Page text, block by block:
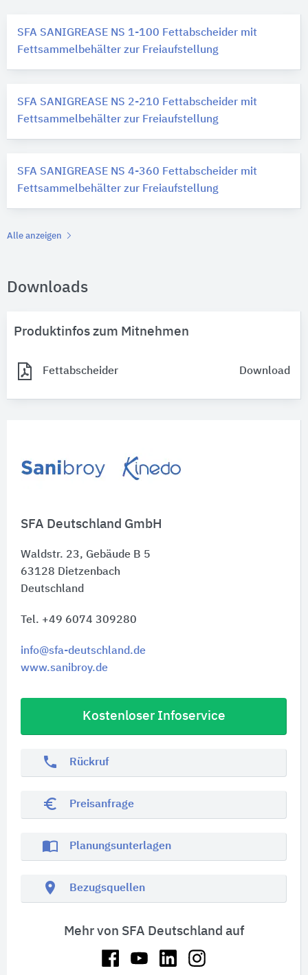
SFA Deutschland GmbH
Waldstr. 23, Gebäude B 5
63128 Dietzenbach
Deutschland
Tel. +49 6074 309280
info@sfa-deutschland.de
www.sanibroy.de
Kostenloser Infoservice
phone Rückruf
euro_symbol Preisanfrage
import_contacts Planungsunterlagen
location_on Bezugsquellen
Mehr von SFA Deutschland auf
SFA SANIGREASE NS 1-100 Fettabscheider mit
Fettsammelbehälter zur Freiaufstellung
SFA SANIGREASE NS 2-210 Fettabscheider mit
Fettsammelbehälter zur Freiaufstellung
SFA SANIGREASE NS 4-360 Fettabscheider mit
Fettsammelbehälter zur Freiaufstellung
Alle anzeigen
Downloads
Produktinfos zum Mitnehmen
Fettabscheider Download